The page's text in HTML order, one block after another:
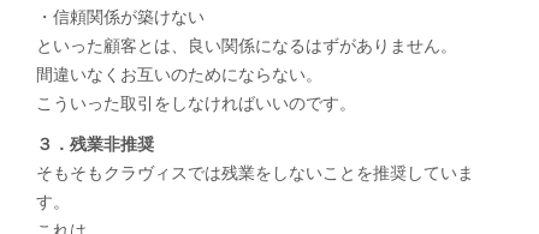
・信頼関係が築けない
といった顧客とは、良い関係になるはずがありません。
間違いなくお互いのためにならない。
こういった取引をしなければいいのです。
３．残業非推奨
そもそもクラヴィスでは残業をしないことを推奨していま
す。